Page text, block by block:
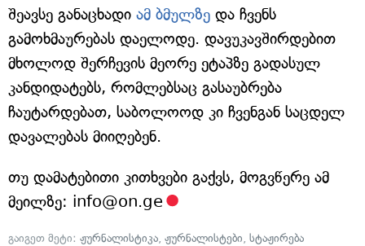
შეავსე განაცხადი ამ ბმულზე და ჩვენს
გამოხმაურებას დაელოდე. დავუკავშირდებით
მხოლოდ შერჩევის მეორე ეტაპზე გადასულ
კანდიდატებს, რომლებსაც გასაუბრება
ჩაუტარდებათ, საბოლოოდ კი ჩვენგან საცდელ
დავალებას მიიღებენ.
თუ დამატებითი კითხვები გაქვს, მოგვწერე ამ
მეილზე: info@on.ge
გაიგეთ მეტი: ჟურნალისტიკა, ჟურნალისტები, სტაჟირება